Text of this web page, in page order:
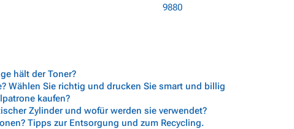
9880
hält der Toner?
Wählen Sie richtig und drucken Sie smart und billig
kaufen?
Zylinder und wofür werden sie verwendet?
Tipps zur Entsorgung und zum Recycling.